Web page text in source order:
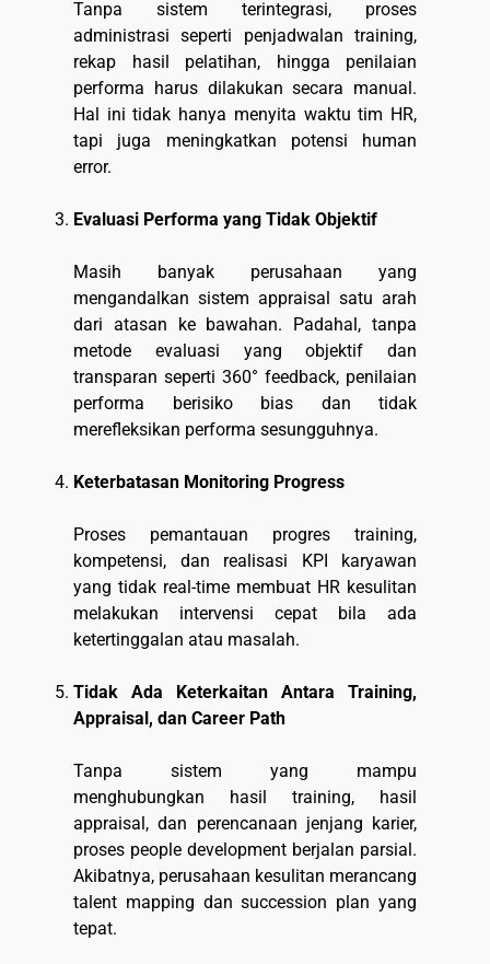
Tanpa sistem terintegrasi, proses
administrasi seperti penjadwalan training,
rekap hasil pelatihan, hingga penilaian
performa harus dilakukan secara manual.
Hal ini tidak hanya menyita waktu tim HR,
tapi juga meningkatkan potensi human
error.
Evaluasi Performa yang Tidak Objektif
Masih banyak perusahaan yang
mengandalkan sistem appraisal satu arah
dari atasan ke bawahan. Padahal, tanpa
metode evaluasi yang objektif dan
transparan seperti 360° feedback, penilaian
performa berisiko bias dan tidak
merefleksikan performa sesungguhnya.
Keterbatasan Monitoring Progress
Proses pemantauan progres training,
kompetensi, dan realisasi KPI karyawan
yang tidak real-time membuat HR kesulitan
melakukan intervensi cepat bila ada
ketertinggalan atau masalah.
Tidak Ada Keterkaitan Antara Training,
Appraisal, dan Career Path
Tanpa sistem yang mampu
menghubungkan hasil training, hasil
appraisal, dan perencanaan jenjang karier,
proses people development berjalan parsial.
Akibatnya, perusahaan kesulitan merancang
talent mapping dan succession plan yang
tepat.